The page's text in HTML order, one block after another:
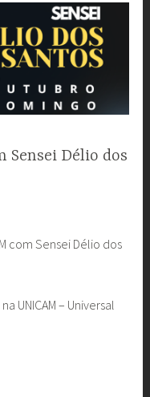
Sensei Délio dos
com Sensei Délio dos
UNICAM – Universal